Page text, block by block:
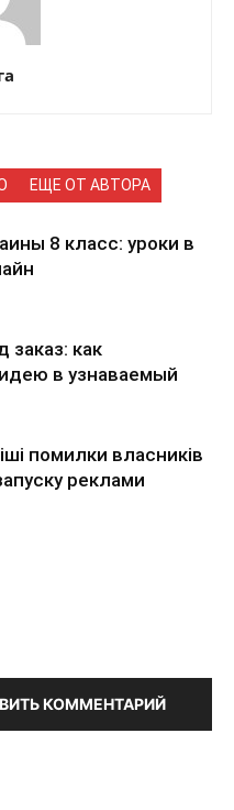
ЕЩЕ ОТ АВТОРА
8 класс: уроки в
как
в узнаваемый
помилки власників
реклами
КОММЕНТАРИЙ